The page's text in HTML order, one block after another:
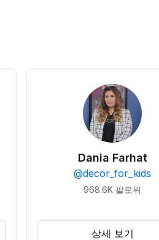
Dania Farhat
@decor_for_kids
968.6K 팔로워
상세 보기